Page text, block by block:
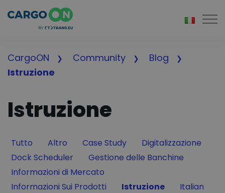
CargoON Community
Blog
Istruzione
Istruzione
Filter by
Tutto Filter by
Altro Filter by
Case Study Filter by
Digitalizzazione
Filter by
Dock Scheduler Filter by
Gestione delle Banchine
Filter by
Informazioni di Mercato
Filter by
Informazioni Sui Prodotti Filter by
Istruzione Filter by
Italian